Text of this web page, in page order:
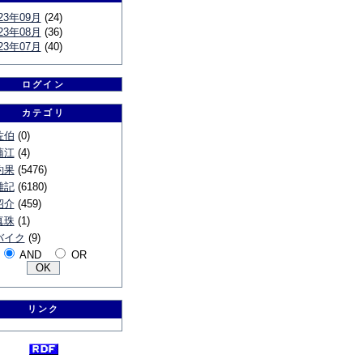
年09月 (24)
年08月 (36)
年07月 (40)
ログイン
カテゴリ
伯 (0)
江(4)
果(5476)
記(6180)
介(459)
珠(1)
イク (9)
AND
OR
リンク